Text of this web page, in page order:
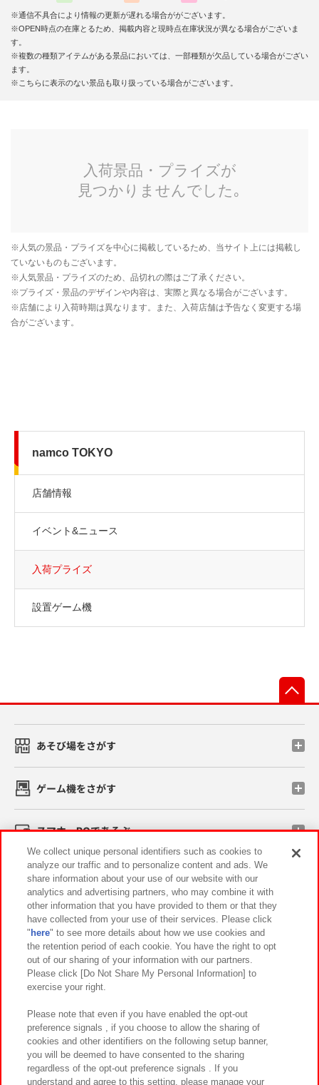
※通信不具合により情報の更新が遅れる場合ががございます。
※OPEN時点の在庫とるため、掲載内容と現時点在庫状況が異なる場合がございま
す。
※複数の種類アイテムがある景品においては、一部種類が欠品している場合がござい
ます。
※こちらに表示のない景品も取り扱っている場合がございます。
namco TOKYO
店舗情報
イベント&ニュース
入荷プライズ
設置ゲーム機
あそび場をさがす
ゲーム機をさがす
スマホ・PCであそぶ
イベント・キャンペーン
関連会社 サステナビリティ サイトポリシー
プライバシーポリシー ウェブアクセシビリティ方針と検証結果
お取引先さまとともに
カスタマーハラスメント対応方針 よくあるご質問・お問い合わせ
We collect unique personal identifiers such as cookies to
analyze our traffic and to personalize content and ads. We
share information about your use of our website with our
analytics and advertising partners, who may combine it with
other information that you have provided to them or that they
have collected from your use of their services. Please click
" here" to see more details about how we use cookies and
the retention period of each cookie. You have the right to opt
out of our sharing of your information with our partners.
Please click [Do Not Share My Personal Information] to
exercise your right.
Please note that even if you have enabled the opt-out
preference signals , if you choose to allow the sharing of
cookies and other identifiers on the following setup banner,
you will be deemed to have consented to the sharing
regardless of the opt-out preference signals . If you
understand and agree to this setting, please manage your